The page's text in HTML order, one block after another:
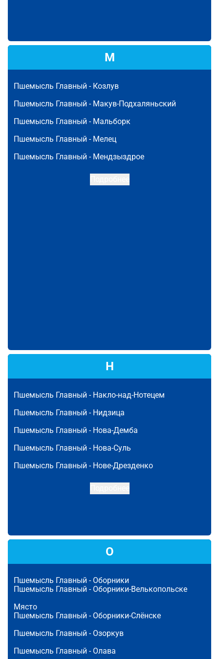
М
Пшемысль Главный - Козлув
Пшемысль Главный - Макув-Подхаляньский
Пшемысль Главный - Мальборк
Пшемысль Главный - Мелец
Пшемысль Главный - Мендзыздрое
Н
Пшемысль Главный - Накло-над-Нотецем
Пшемысль Главный - Нидзица
Пшемысль Главный - Нова-Демба
Пшемысль Главный - Нова-Суль
Пшемысль Главный - Нове-Дрезденко
О
Пшемысль Главный - Оборники
Пшемысль Главный - Оборники-Велькопольске
Място
Пшемысль Главный - Оборники-Слёнске
Пшемысль Главный - Озоркув
Пшемысль Главный - Олава